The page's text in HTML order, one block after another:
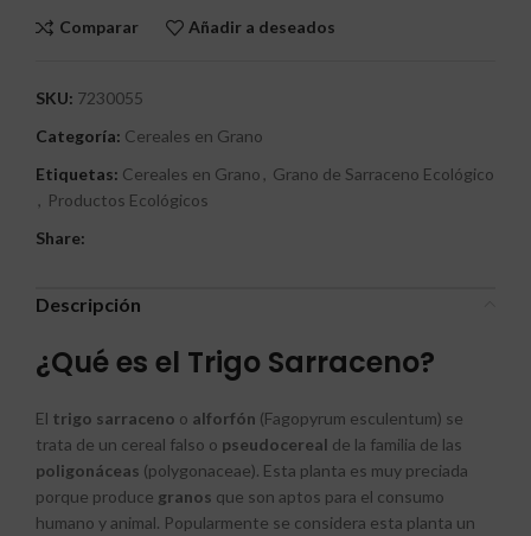
Comparar Añadir a deseados
SKU: 7230055
Categoría: Cereales en Grano
Etiquetas: Cereales en Grano , Grano de Sarraceno Ecológico
, Productos Ecológicos
Share:
Descripción
¿Qué es el Trigo Sarraceno?
El trigo sarraceno o alforfón (Fagopyrum esculentum) se
trata de un cereal falso o pseudocereal de la familia de las
poligonáceas (polygonaceae). Esta planta es muy preciada
porque produce granos que son aptos para el consumo
humano y animal. Popularmente se considera esta planta un